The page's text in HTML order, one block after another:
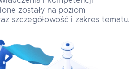
zostały na poziom
szczegółowość i zakres tematu.